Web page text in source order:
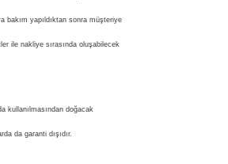
bakım yapıldıktan sonra müşteriye
ile nakliye sırasında oluşabilecek
kullanılmasından doğacak
da garanti dışıdır.